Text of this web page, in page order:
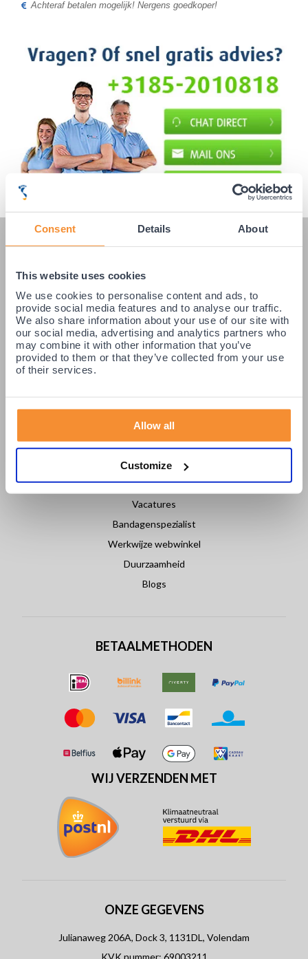
Consent Details About
This website uses cookies
We use cookies to personalise content and ads, to
provide social media features and to analyse our traffic.
We also share information about your use of our site with
our social media, advertising and analytics partners who
may combine it with other information that you’ve
provided to them or that they’ve collected from your use
of their services.
Allow all
Customize
Achteraf betalen mogelijk! Nergens goedkoper!
KLANTENSERVICE
Veelgestelde vragen
Klantenservice
Betaling & Levering
Retourneren / Ruilen
Login partners
Over ons
Nieuws
Vacatures
Bandagenspezialist
Werkwijze webwinkel
Duurzaamheid
Blogs
BETAALMETHODEN
WIJ VERZENDEN MET
ONZE GEGEVENS
Julianaweg 206A, Dock 3, 1131DL, Volendam
KVK nummer: 69003211